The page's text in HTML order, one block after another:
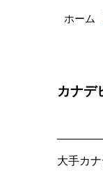
ホーム
カナデ
大手カ